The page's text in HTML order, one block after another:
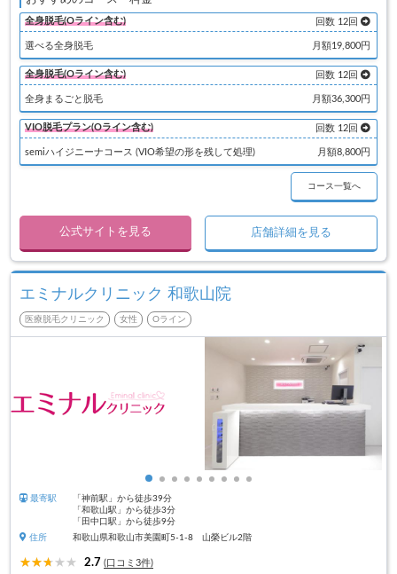
全身脱毛(Oライン含む) 回数 12回
選べる全身脱毛 月額19,800円
全身脱毛(Oライン含む) 回数 12回
全身まるごと脱毛 月額36,300円
VIO脱毛プラン(Oライン含む) 回数 12回
semiハイジニーナコース (VIO希望の形を残して処理) 月額8,800円
コース一覧へ
公式サイトを見る 店舗詳細を見る
エミナルクリニック 和歌山院
医療脱毛クリニック 女性 Oライン
最寄駅
「神前駅」から徒歩39分
「和歌山駅」から徒歩3分
「田中口駅」から徒歩9分
住所
和歌山県和歌山市美園町5-1-8 山榮ビル2階
2.7 (口コミ3件)